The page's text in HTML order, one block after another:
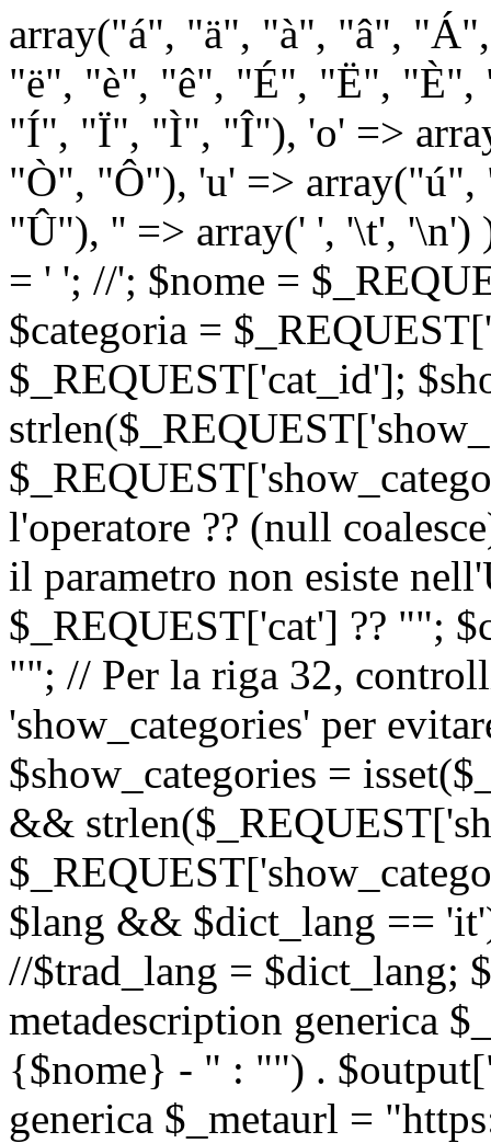
array("á", "ä", "à", "â",
"ë", "è", "ê", "É", "Ë",
"Í", "Ï", "Ì", "Î"), 'o' =>
"Ò", "Ô"), 'u' =>
"Û"), '' => array(' ', '\t',
= ' '; //'; $nome =
$categoria =
$_REQUEST['cat_id'];
l'operatore ?? (null
il parametro non esiste
$_REQUEST['cat'] ?? "";
""; // Per la riga 32,
'show_categories' per
$show_categories =
&&
$lang && $dict_lang ==
//$trad_lang = $dict_lang;
metadescription generica
{$nome} - " : "") .
generica $_metaurl =